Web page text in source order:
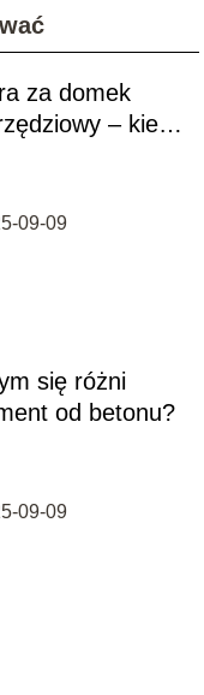
za domek
– kiedy
09-09
się różni
od betonu?
09-09